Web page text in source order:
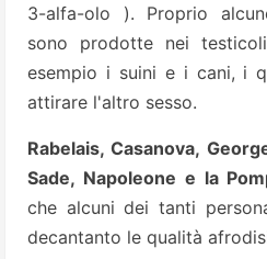
3-alfa-olo ). Proprio
sono prodotte nei
esempio i suini e i cani, i
attirare l'altro sesso.
Rabelais, Casanova,
Sade, Napoleone e la
che alcuni dei tanti
decantanto le qualità